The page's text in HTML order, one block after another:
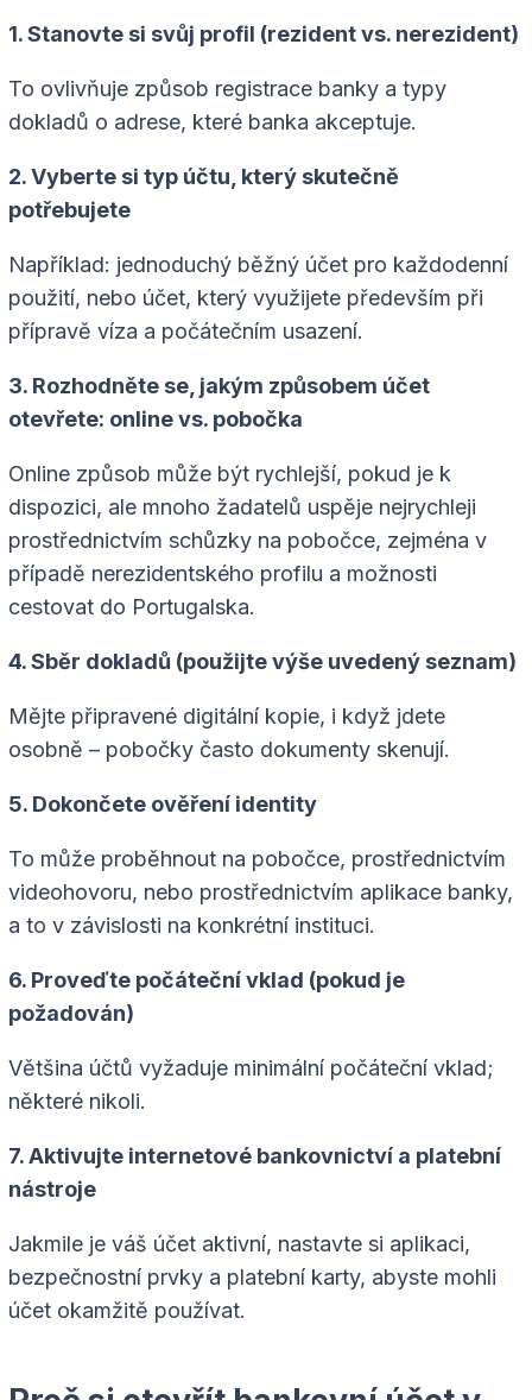
1. Stanovte si svůj profil (rezident vs. nerezident)
To ovlivňuje způsob registrace banky a typy
dokladů o adrese, které banka akceptuje.
2. Vyberte si typ účtu, který skutečně
potřebujete
Například: jednoduchý běžný účet pro každodenní
použití, nebo účet, který využijete především při
přípravě víza a počátečním usazení.
3. Rozhodněte se, jakým způsobem účet
otevřete: online vs. pobočka
Online způsob může být rychlejší, pokud je k
dispozici, ale mnoho žadatelů uspěje nejrychleji
prostřednictvím schůzky na pobočce, zejména v
případě nerezidentského profilu a možnosti
cestovat do Portugalska.
4. Sběr dokladů (použijte výše uvedený seznam)
Mějte připravené digitální kopie, i když jdete
osobně – pobočky často dokumenty skenují.
5. Dokončete ověření identity
To může proběhnout na pobočce, prostřednictvím
videohovoru, nebo prostřednictvím aplikace banky,
a to v závislosti na konkrétní instituci.
6. Proveďte počáteční vklad (pokud je
požadován)
Většina účtů vyžaduje minimální počáteční vklad;
některé nikoli.
7. Aktivujte internetové bankovnictví a platební
nástroje
Jakmile je váš účet aktivní, nastavte si aplikaci,
bezpečnostní prvky a platební karty, abyste mohli
účet okamžitě používat.